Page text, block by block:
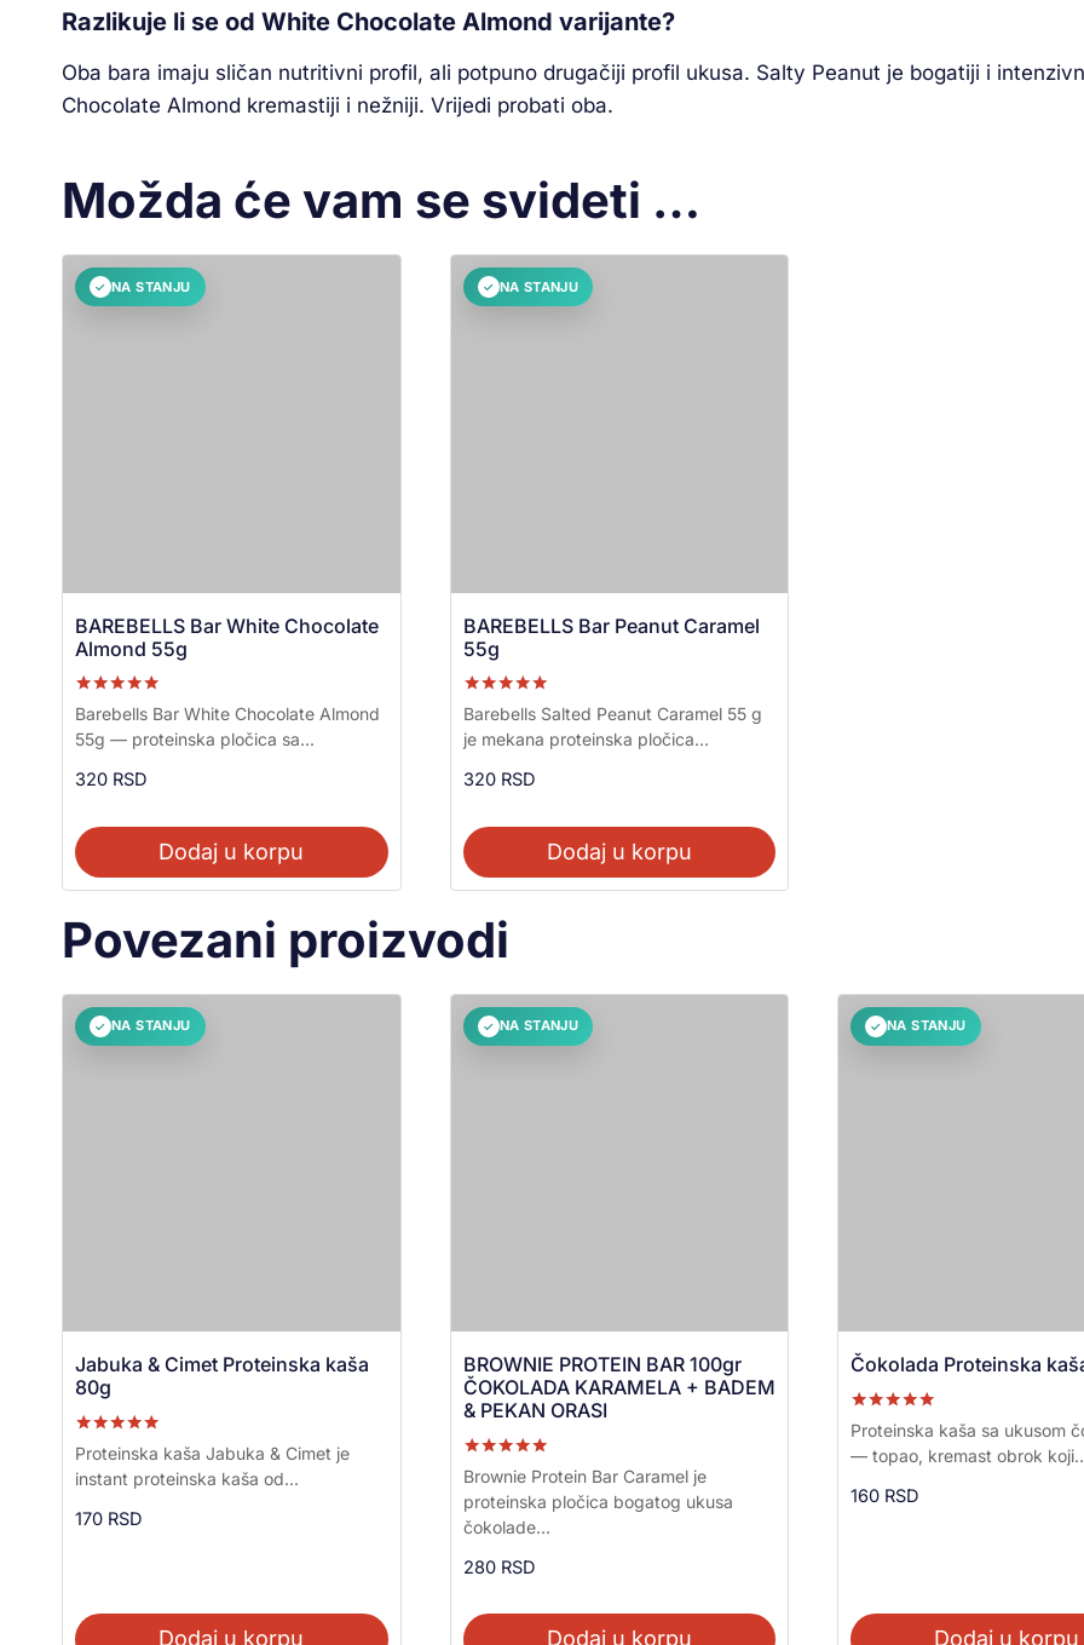
Razlikuje li se od White Chocolate Almond varijante?
Oba bara imaju sličan nutritivni profil, ali potpuno drugačiji profil ukusa. Salty Peanut je bogatiji i
Chocolate Almond kremastiji i nežniji. Vrijedi probati oba.
Možda će vam se svideti …
✓ NA STANJU
BAREBELLS Bar White Chocolate
Almond 55g
Ocenjeno sa
5.00
od 5
Barebells Bar White Chocolate Almond
55g — proteinska pločica sa...
320 RSD
Dodaj u korpu
✓ NA STANJU
BAREBELLS Bar Peanut Caramel
55g
Ocenjeno sa
5.00
od 5
Barebells Salted Peanut Caramel 55 g
je mekana proteinska pločica...
320 RSD
Dodaj u korpu
Povezani proizvodi
✓ NA STANJU
Jabuka & Cimet Proteinska kaša
80g
Ocenjeno sa
5.00
od 5
Proteinska kaša Jabuka & Cimet je
instant proteinska kaša od...
170 RSD
Dodaj u korpu
✓ NA STANJU
BROWNIE PROTEIN BAR 100gr
ČOKOLADA KARAMELA + BADEM
& PEKAN ORASI
Ocenjeno sa
5.00
od 5
Brownie Protein Bar Caramel je
proteinska pločica bogatog ukusa
čokolade...
280 RSD
Dodaj u korpu
✓ NA STANJU
Čokolada Proteinska
Ocenjeno sa
5.00
od 5
Proteinska kaša sa ukusom
— topao, kremast obrok
160 RSD
Dodaj u korpu